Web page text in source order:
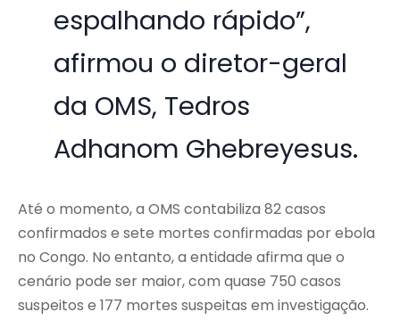
espalhando rápido”,
afirmou o diretor-geral
da OMS, Tedros
Adhanom Ghebreyesus.
Até o momento, a OMS contabiliza 82 casos
confirmados e sete mortes confirmadas por ebola
no Congo. No entanto, a entidade afirma que o
cenário pode ser maior, com quase 750 casos
suspeitos e 177 mortes suspeitas em investigação.